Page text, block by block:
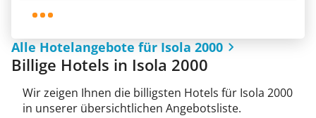
Alle Hotelangebote für Isola 2000
Billige Hotels in Isola 2000
Wir zeigen Ihnen die billigsten Hotels für Isola 2000
in unserer übersichtlichen Angebotsliste.